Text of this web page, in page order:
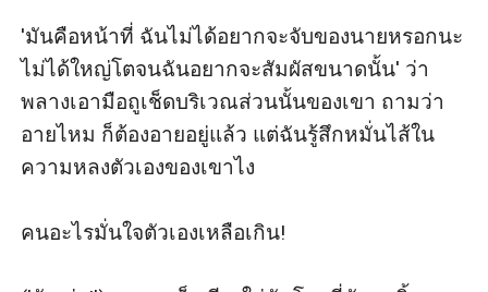
'มันคือหน้าที่ ฉันไม่ได้อยากจะจับของนายหรอกนะ
ไม่ได้ใหญ่โตจนฉันอยากจะสัมผัสขนาดนั้น' ว่า
พลางเอามือถูเช็ดบริเวณส่วนนั้นของเขา ถามว่า
อายไหม ก็ต้องอายอยู่แล้ว แต่ฉันรู้สึกหมั่นไส้ใน
ความหลงตัวเองของเขาไง
คนอะไรมั่นใจตัวเองเหลือเกิน!